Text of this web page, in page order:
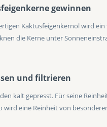
gewinnen
Kaktusfeigenkernöl wird
die Kerne unter
und filtrieren
kalt gepresst. Für seine
eine Reinheit von